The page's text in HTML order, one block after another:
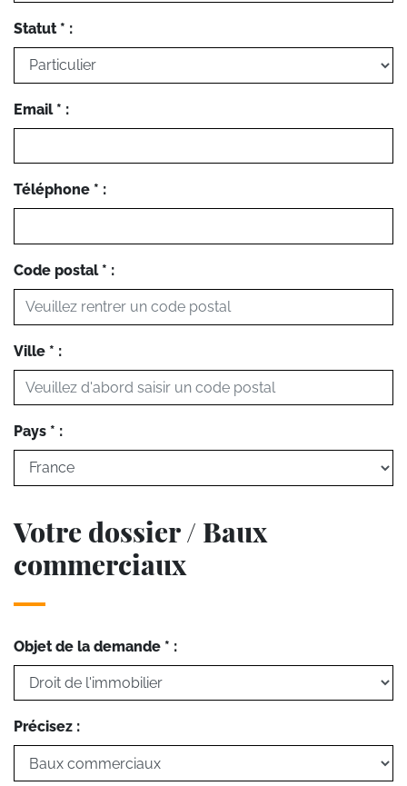
Statut * :
Email * :
Téléphone * :
Code postal * :
Ville * :
Pays * :
Votre dossier / Baux
commerciaux
Objet de la demande * :
Précisez :